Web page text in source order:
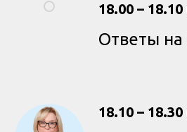
18.00 –
Ответы на
18.10 –